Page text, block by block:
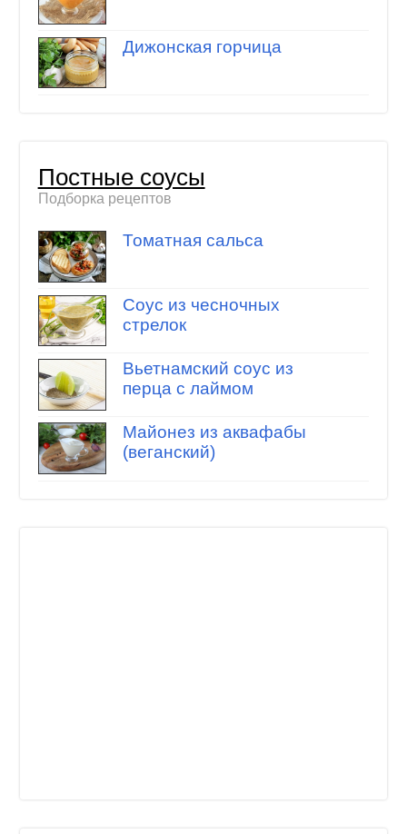
Дижонская горчица
Постные соусы
Подборка рецептов
Томатная сальса
Соус из чесночных
стрелок
Вьетнамский соус из
перца с лаймом
Майонез из аквафабы
(веганский)